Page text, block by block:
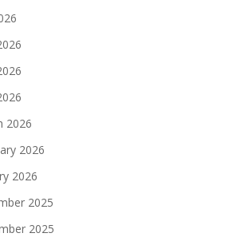
2026
2026
2026
2025
2025